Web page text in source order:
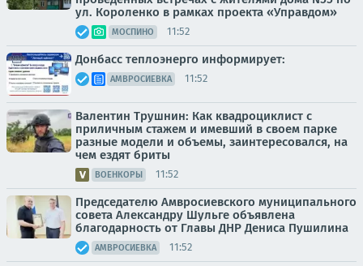
ул. Короленко в рамках проекта «Управдом»
МОСПИНО 11:52
Донбасс теплоэнерго информирует:
АМВРОСИЕВКА 11:52
Валентин Трушнин: Как квадроциклист с
приличным стажем и имевший в своем парке
разные модели и объемы, заинтересовался, на
чем ездят бриты
ВОЕНКОРЫ 11:52
Председателю Амвросиевского муниципального
совета Александру Шульге объявлена
благодарность от Главы ДНР Дениса Пушилина
АМВРОСИЕВКА 11:52